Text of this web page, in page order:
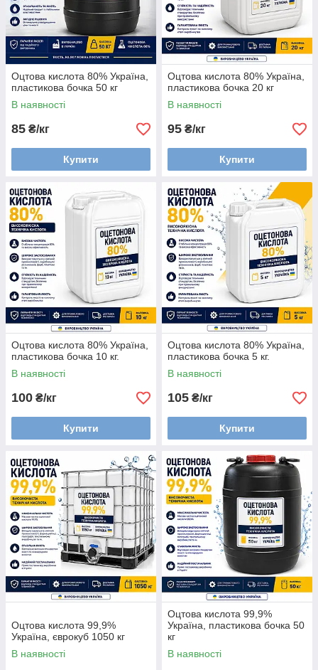
Оцтова кислота 80% Україна,
пластикова бочка 50 кг
В наявності
85 ₴/кг
Купити
Оцтова кислота 80% Україна,
пластикова бочка 20 кг
В наявності
95 ₴/кг
Купити
Оцтова кислота 80% Україна,
пластикова бочка 10 кг.
В наявності
100 ₴/кг
Купити
Оцтова кислота 80% Україна,
пластикова бочка 5 кг.
В наявності
105 ₴/кг
Купити
Оцтова кислота 99,9%
Україна, єврокуб 1050 кг
В наявності
Оцтова кислота 99,9%
Україна, пластикова бочка 50
кг
В наявності